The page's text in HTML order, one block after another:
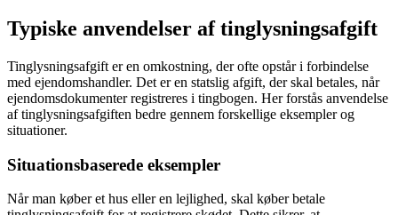
Typiske anvendelser af tinglysningsafgift
Tinglysningsafgift er en omkostning, der ofte opstår i forbindelse
med ejendomshandler. Det er en statslig afgift, der skal betales, når
ejendomsdokumenter registreres i tingbogen. Her forstås anvendelse
af tinglysningsafgiften bedre gennem forskellige eksempler og
situationer.
Situationsbaserede eksempler
Når man køber et hus eller en lejlighed, skal køber betale